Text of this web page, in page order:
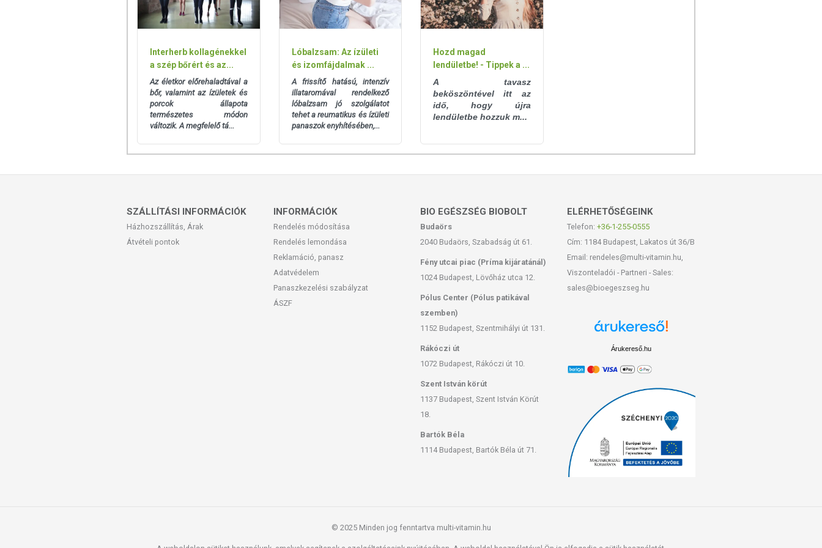
tartalmaznak tápanyagokat. Bár az étrend-kiegészítők kedvező élettani hatással
rendelkezhetnek, amely egyénenként eltérő lehet, jelölésük, megjelenítésük, és reklámozásuk
tulajdonítani.
A termék nem helyettesíti a kiegyensúlyozott, vegyes étrendet és az egészséges életmódot!
A termék nem gyógyít betegségeket! A termék nem az orvosi kezelés helyettesítésére
alkalmas! Betegség esetén használatát beszélje meg kezelőorvosával. Az ajánlott napi
fogyasztási mennyiséget ne lépje túl! Ne szedje a készítményt, ha az összetevők bármelyikére
érzékeny vagy allergiás! Kisgyermektől elzárva tartandó!
Interherb kollagénekkel
a szép bőrért és az...
Az életkor előrehaladtával a
bőr, valamint az ízületek és
porcok állapota
természetes módon
változik. A megfelelő tá...
Lóbalzsam: Az ízületi
és izomfájdalmak ...
A frissítő hatású, intenzív
illataromával rendelkező
lóbalzsam jó szolgálatot
tehet a reumatikus és ízületi
panaszok enyhítésében,...
Hozd magad
lendületbe! - Tippek a ...
A tavasz
beköszöntével itt az
idő, hogy újra
lendületbe hozzuk m...
SZÁLLÍTÁSI INFORMÁCIÓK
Házhozszállítás, Árak
Átvételi pontok
INFORMÁCIÓK
Rendelés módosítása
Rendelés lemondása
Reklamáció, panasz
Adatvédelem
Panaszkezelési szabályzat
ÁSZF
BIO EGÉSZSÉG BIOBOLT
Budaörs
2040 Budaörs, Szabadság út 61.
Fény utcai piac (Príma kijáratánál)
1024 Budapest, Lövőház utca 12.
Pólus Center (Pólus patikával
szemben)
1152 Budapest, Szentmihályi út 131.
Rákóczi út
1072 Budapest, Rákóczi út 10.
Szent István körút
1137 Budapest, Szent István Körút
18.
Bartók Béla
1114 Budapest, Bartók Béla út 71.
ELÉRHETŐSÉGEINK
Telefon: +36-1-255-0555
Cím: 1184 Budapest, Lakatos út 36/B
Email: rendeles@multi-vitamin.hu,
Viszonteladói - Partneri - Sales:
sales@bioegeszseg.hu
Árukereső.hu
© 2025 Minden jog fenntartva multi-vitamin.hu